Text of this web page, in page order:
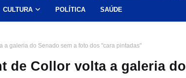
CULTURA POLÍTICA SAÚDE
a galeria do Senado sem a foto dos "cara pintadas"
de Collor volta a galeria do